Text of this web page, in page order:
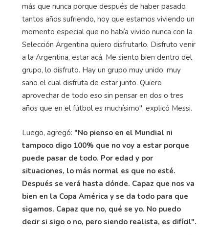
más que nunca porque después de haber pasado
tantos años sufriendo, hoy que estamos viviendo un
momento especial que no había vivido nunca con la
Selección Argentina quiero disfrutarlo. Disfruto venir
a la Argentina, estar acá. Me siento bien dentro del
grupo, lo disfruto. Hay un grupo muy unido, muy
sano el cual disfruta de estar junto. Quiero
aprovechar de todo eso sin pensar en dos o tres
años que en el fútbol es muchísimo", explicó Messi.
Luego, agregó: "No pienso en el Mundial ni
tampoco digo 100% que no voy a estar porque
puede pasar de todo. Por edad y por
situaciones, lo más normal es que no esté.
Después se verá hasta dónde. Capaz que nos va
bien en la Copa América y se da todo para que
sigamos. Capaz que no, qué se yo. No puedo
decir si sigo o no, pero siendo realista, es difícil".